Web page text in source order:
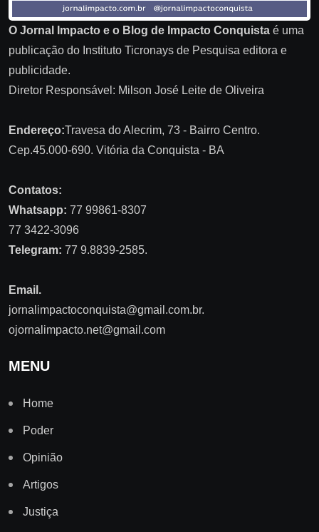
O Jornal Impacto e o Blog de Impacto Conquista é uma
publicação do Instituto Ticronays de Pesquisa editora e
publicidade.
Diretor Responsável: Milson José Leite de Oliveira
Endereço:Travesa do Alecrim, 73 - Bairro Centro.
Cep.45.000-690. Vitória da Conquista - BA
Contatos:
Whatsapp: 77 99861-8307
77 3422-3096
Telegram: 77 9.8839-2585.
Email.
jornalimpactoconquista@gmail.com.br.
ojornalimpacto.net@gmail.com
MENU
Home
Poder
Opinião
Artigos
Justiça